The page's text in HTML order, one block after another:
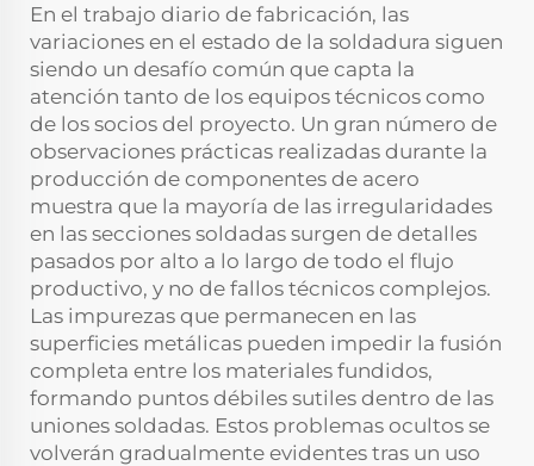
En el trabajo diario de fabricación, las
variaciones en el estado de la soldadura siguen
siendo un desafío común que capta la
atención tanto de los equipos técnicos como
de los socios del proyecto. Un gran número de
observaciones prácticas realizadas durante la
producción de componentes de acero
muestra que la mayoría de las irregularidades
en las secciones soldadas surgen de detalles
pasados por alto a lo largo de todo el flujo
productivo, y no de fallos técnicos complejos.
Las impurezas que permanecen en las
superficies metálicas pueden impedir la fusión
completa entre los materiales fundidos,
formando puntos débiles sutiles dentro de las
uniones soldadas. Estos problemas ocultos se
volverán gradualmente evidentes tras un uso